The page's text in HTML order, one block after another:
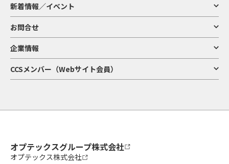
新着情報／イベント
お問合せ
企業情報
CCSメンバー（Webサイト会員）
オプテックスグループ株式会社
オプテックス株式会社